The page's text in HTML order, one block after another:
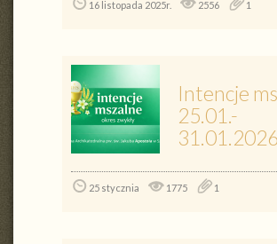
16 listopada 2025r. 2556 1
Intencje
25.01.-
25 stycznia 1775 1